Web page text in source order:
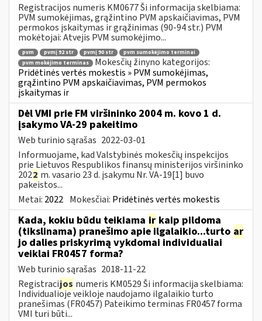
Registracijos numeris KM0677 Ši informacija skelbiama:
PVM sumokėjimas, grąžintino PVM apskaičiavimas, PVM
permokos įskaitymas ir grąžinimas (90-94 str.) PVM
mokėtojai: Atvejis PVM sumokėjimo...
pvm pvmį 92 str pvmį 90 str
pvm sumokėjimo terminai
pvm mokėjimo terminas
Mokesčių žinyno kategorijos:
Pridėtinės vertės mokestis » PVM sumokėjimas,
grąžintino PVM apskaičiavimas, PVM permokos
įskaitymas ir
Dėl VMI prie FM viršininko 2004 m. kovo 1 d.
įsakymo VA-29 pakeitimo
Web turinio sąrašas 2022-03-01
Informuojame, kad Valstybinės mokesčių inspekcijos
prie Lietuvos Respublikos finansų ministerijos viršininko
2022 m. vasario 23 d. įsakymu Nr. VA-19[1] buvo
pakeistos...
Metai: 2022 Mokesčiai: Pridėtinės vertės mokestis
Kada, kokiu būdu teikiama ir kaip pildoma
(tikslinama) pranešimo apie ilgalaikio...turto ar
jo dalies priskyrimą vykdomai individualiai
veiklai FR0457 forma?
Web turinio sąrašas 2018-11-22
Registracijos numeris KM0529 Ši informacija skelbiama:
Individualioje veikloje naudojamo ilgalaikio turto
pranešimas (FR0457) Pateikimo terminas FR0457 forma
VMI turi būti...